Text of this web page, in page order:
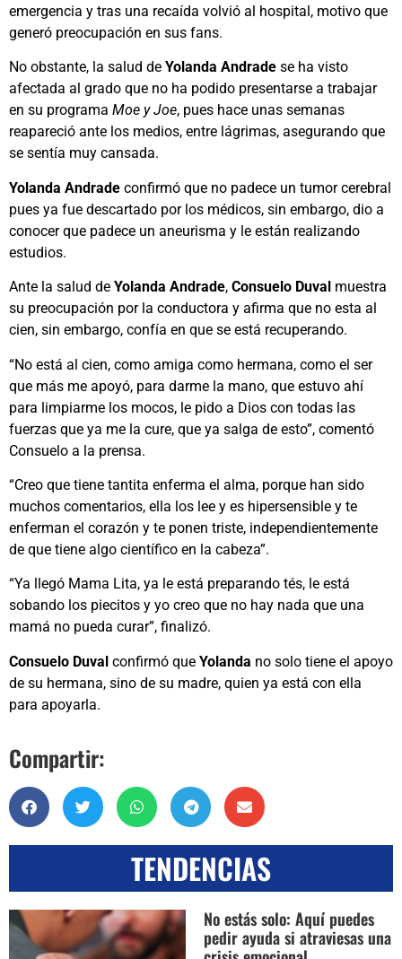
emergencia y tras una recaída volvió al hospital, motivo que
generó preocupación en sus fans.
No obstante, la salud de Yolanda Andrade se ha visto
afectada al grado que no ha podido presentarse a trabajar
en su programa Moe y Joe, pues hace unas semanas
reapareció ante los medios, entre lágrimas, asegurando que
se sentía muy cansada.
Yolanda Andrade confirmó que no padece un tumor cerebral
pues ya fue descartado por los médicos, sin embargo, dio a
conocer que padece un aneurisma y le están realizando
estudios.
Ante la salud de Yolanda Andrade, Consuelo Duval muestra
su preocupación por la conductora y afirma que no esta al
cien, sin embargo, confía en que se está recuperando.
“No está al cien, como amiga como hermana, como el ser
que más me apoyó, para darme la mano, que estuvo ahí
para limpiarme los mocos, le pido a Dios con todas las
fuerzas que ya me la cure, que ya salga de esto”, comentó
Consuelo a la prensa.
“Creo que tiene tantita enferma el alma, porque han sido
muchos comentarios, ella los lee y es hipersensible y te
enferman el corazón y te ponen triste, independientemente
de que tiene algo científico en la cabeza”.
“Ya llegó Mama Lita, ya le está preparando tés, le está
sobando los piecitos y yo creo que no hay nada que una
mamá no pueda curar”, finalizó.
Consuelo Duval confirmó que Yolanda no solo tiene el apoyo
de su hermana, sino de su madre, quien ya está con ella
para apoyarla.
Compartir:
TENDENCIAS
No estás solo: Aquí puedes
pedir ayuda si atraviesas una